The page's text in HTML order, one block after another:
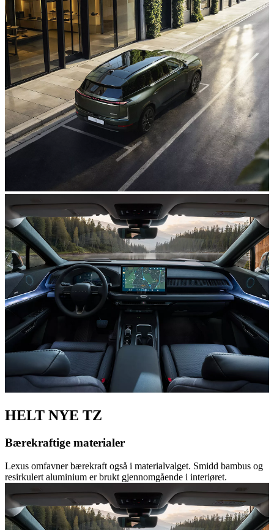
HELT NYE TZ
Bærekraftige materialer
Lexus omfavner bærekraft også i materialvalget. Smidd bambus og
resirkulert aluminium er brukt gjennomgående i interiøret.